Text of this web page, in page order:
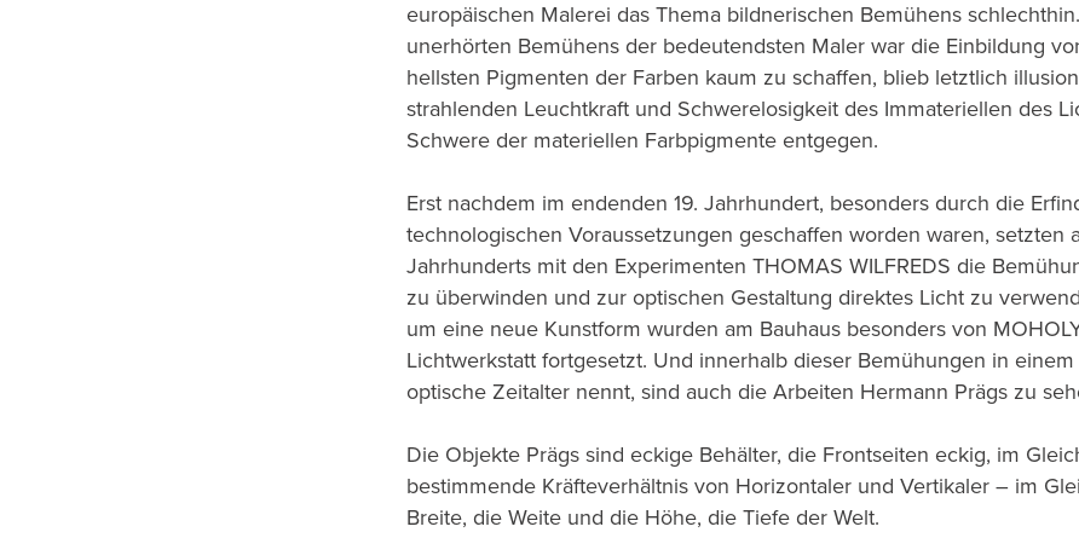
europäischen Malerei das Thema bildnerischen Bemühens
unerhörten Bemühens der bedeutendsten Maler war die Einbildung
hellsten Pigmenten der Farben kaum zu schaffen, blieb letztlich
strahlenden Leuchtkraft und Schwerelosigkeit des Immateriellen des
Schwere der materiellen Farbpigmente entgegen.
Erst nachdem im endenden 19. Jahrhundert, besonders durch die
technologischen Voraussetzungen geschaffen worden waren, setzten
Jahrhunderts mit den Experimenten THOMAS WILFREDS die
zu überwinden und zur optischen Gestaltung direktes Licht zu
um eine neue Kunstform wurden am Bauhaus besonders von
Lichtwerkstatt fortgesetzt. Und innerhalb dieser Bemühungen in
optische Zeitalter nennt, sind auch die Arbeiten Hermann Prägs zu
Die Objekte Prägs sind eckige Behälter, die Frontseiten eckig, im
bestimmende Kräfteverhältnis von Horizontaler und Vertikaler – im
Breite, die Weite und die Höhe, die Tiefe der Welt.